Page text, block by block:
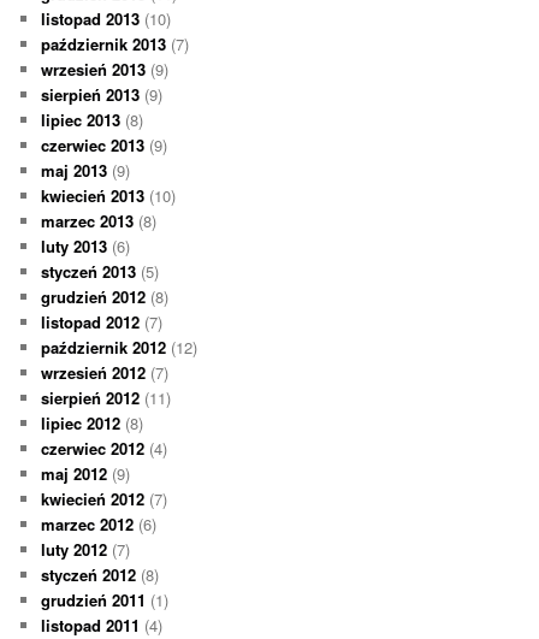
listopad 2013 (10)
październik 2013 (7)
wrzesień 2013 (9)
sierpień 2013 (9)
lipiec 2013 (8)
czerwiec 2013 (9)
maj 2013 (9)
kwiecień 2013 (10)
marzec 2013 (8)
luty 2013 (6)
styczeń 2013 (5)
grudzień 2012 (8)
listopad 2012 (7)
październik 2012 (12)
wrzesień 2012 (7)
sierpień 2012 (11)
lipiec 2012 (8)
czerwiec 2012 (4)
maj 2012 (9)
kwiecień 2012 (7)
marzec 2012 (6)
luty 2012 (7)
styczeń 2012 (8)
grudzień 2011 (1)
listopad 2011 (4)